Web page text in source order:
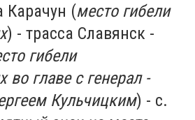
Карачун (место гибели
) - трасса Славянск -
гибели
во главе с генерал -
Кульчицким) - с.